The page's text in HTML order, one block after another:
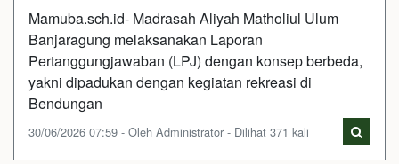
Mamuba.sch.id- Madrasah Aliyah Matholiul Ulum
Banjaragung melaksanakan Laporan
Pertanggungjawaban (LPJ) dengan konsep berbeda,
yakni dipadukan dengan kegiatan rekreasi di
Bendungan
30/06/2026 07:59 - Oleh Administrator - Dilihat 371 kali